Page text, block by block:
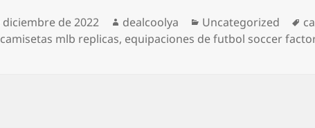
diciembre de 2022 Autor
dealcoolya Categorías
Uncategorized
camisetas mlb replicas, equipaciones de futbol soccer